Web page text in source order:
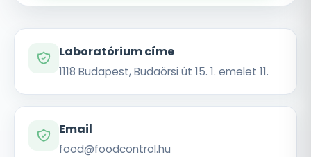
Laboratórium címe
1118 Budapest, Budaörsi út 15. 1. emelet 11.
Email
food@foodcontrol.hu